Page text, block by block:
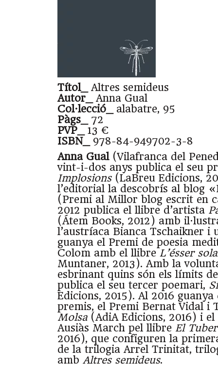
Títol_
Altres semideus
Autor_
Anna Gual
Col·lecció_
alabatre, 95
Pàgs_
72
PVP_
13 €
ISBN_
978-84-949702-3-8
Anna Gual(Vilafranca del
vint-i-dos anys publica el seu
Implosions(LaBreu Edicions,
l’editorial la descobrís al blog
(Premi al Millor blog escrit en
2012 publica el llibre d’artista
(Átem Books, 2012) amb
l’austríaca Bianca Tschaikner i
guanya el Premi de poesia
Colom amb el llibre L’ésser
Muntaner, 2013). Amb la
esbrinant quins són els límits
publica el seu tercer poemari,
Edicions, 2015). Al 2016
premis, el Premi Bernat Vidal i
Molsa(AdiA Edicions, 2016) i
Ausiàs March pel llibre El
2016), que configuren la
de la trilogia Arrel Trinitat,
amb Altres semideus.